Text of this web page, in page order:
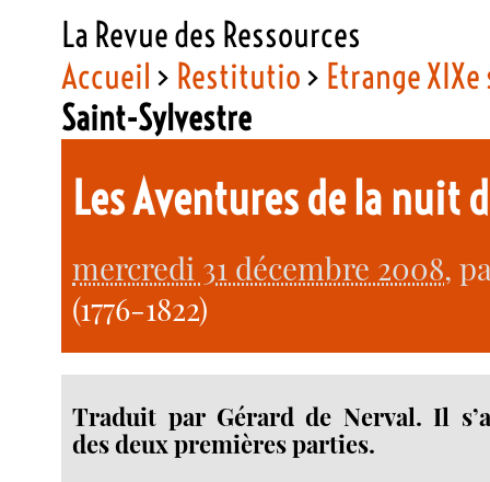
La Revue des Ressources
Accueil > Restitutio> Etrange
Saint-Sylvestre
Les Aventures de la nuit
mercredi 31 décembre 2008,
(1776-1822)
Traduit par Gérard de Nerval. Il
des deux premières parties.